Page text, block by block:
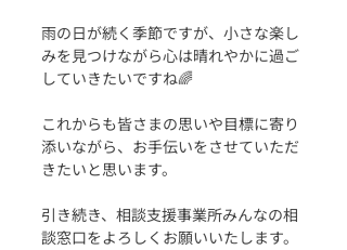
雨の日が続く季節ですが、小さな楽し
みを見つけながら心は晴れやかに過ご
していきたいですね🌈
これからも皆さまの思いや目標に寄り
添いながら、お手伝いをさせていただ
きたいと思います。
引き続き、相談支援事業所みんなの相
談窓口をよろしくお願いいたします。